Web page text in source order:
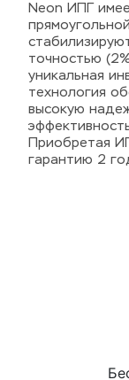
Neon ИПГ
точностью
уникальная
технология
высокую
Приобретая
гарантию 2